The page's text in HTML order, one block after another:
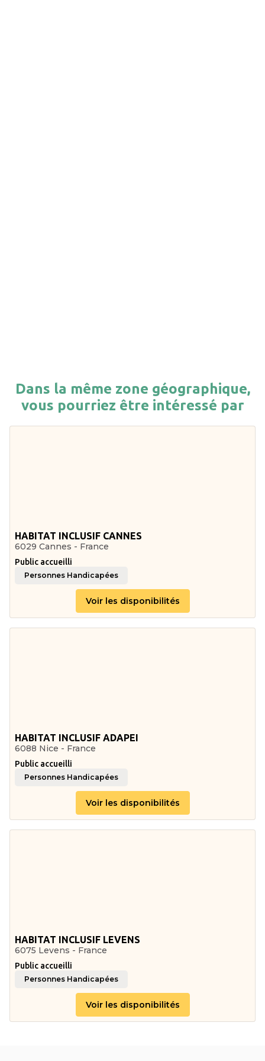
Dans la même zone géographique,
vous pourriez être intéressé par
HABITAT INCLUSIF CANNES
6029 Cannes - France
Public accueilli
Personnes Handicapées
Voir les disponibilités
HABITAT INCLUSIF ADAPEI
6088 Nice - France
Public accueilli
Personnes Handicapées
Voir les disponibilités
HABITAT INCLUSIF LEVENS
6075 Levens - France
Public accueilli
Personnes Handicapées
Voir les disponibilités